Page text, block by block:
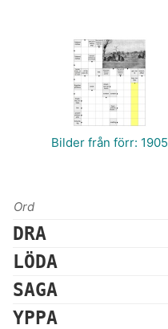
Bilder från förr: 1905
Ord
DRA
LÖDA
SAGA
YPPA